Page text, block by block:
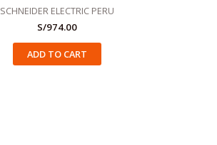
SCHNEIDER ELECTRIC PERU
S/974.00
ADD TO CART